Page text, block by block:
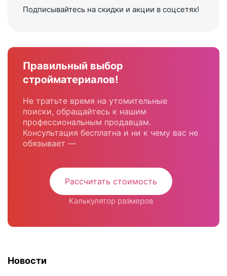
Подписывайтесь на скидки и акции в соцсетях!
Правильный выбор
стройматериалов!
Не тратьте время на утомительные
поиски, обращайтесь к нашим
профессиональным продавцам.
Консультация бесплатна и ни к чему вас не
обязывает —
Рассчитать стоимость
Калькулятор размеров
Новости